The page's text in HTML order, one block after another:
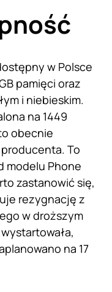
w Polsce
pamięci oraz
i niebieskim.
na 1449
obecnie
To
modelu Phone
zastanowić się,
rezygnację z
w droższym
na 17